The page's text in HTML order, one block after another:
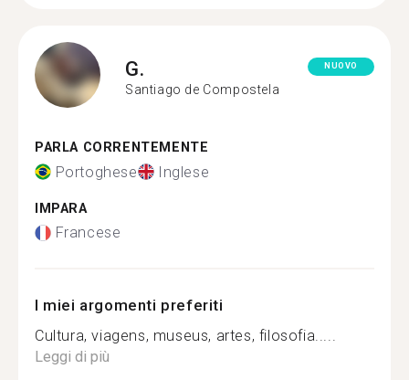
G.
Santiago de Compostela
NUOVO
PARLA CORRENTEMENTE
Portoghese Inglese
IMPARA
Francese
I miei argomenti preferiti
Cultura, viagens, museus, artes, filosofia.....
Leggi di più